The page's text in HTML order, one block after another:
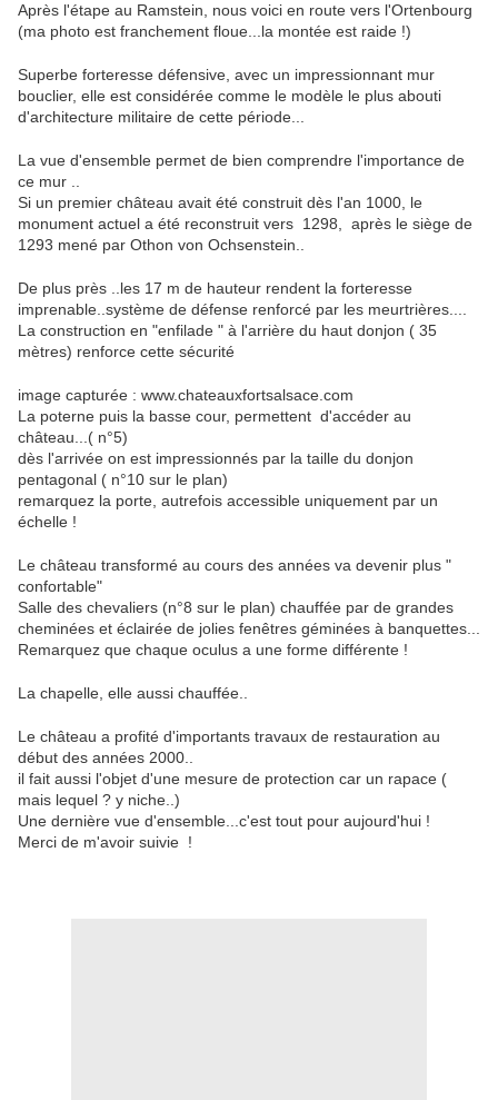
Après l'étape au Ramstein, nous voici en route vers l'Ortenbourg
(ma photo est franchement floue...la montée est raide !)
Superbe forteresse défensive, avec un impressionnant mur
bouclier, elle est considérée comme le modèle le plus abouti
d'architecture militaire de cette période...
La vue d'ensemble permet de bien comprendre l'importance de
ce mur ..
Si un premier château avait été construit dès l'an 1000, le
monument actuel a été reconstruit vers 1298, après le siège de
1293 mené par Othon von Ochsenstein..
De plus près ..les 17 m de hauteur rendent la forteresse
imprenable..système de défense renforcé par les meurtrières....
La construction en "enfilade " à l'arrière du haut donjon ( 35
mètres) renforce cette sécurité
image capturée : www.chateauxfortsalsace.com
La poterne puis la basse cour, permettent d'accéder au
château...( n°5)
dès l'arrivée on est impressionnés par la taille du donjon
pentagonal ( n°10 sur le plan)
remarquez la porte, autrefois accessible uniquement par un
échelle !
Le château transformé au cours des années va devenir plus "
confortable"
Salle des chevaliers (n°8 sur le plan) chauffée par de grandes
cheminées et éclairée de jolies fenêtres géminées à banquettes...
Remarquez que chaque oculus a une forme différente !
La chapelle, elle aussi chauffée..
Le château a profité d'importants travaux de restauration au
début des années 2000..
il fait aussi l'objet d'une mesure de protection car un rapace (
mais lequel ? y niche..)
Une dernière vue d'ensemble...c'est tout pour aujourd'hui !
Merci de m'avoir suivie !